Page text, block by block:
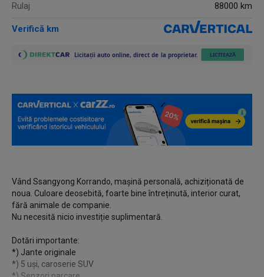
Rulaj 88000 km
Verifică km
Vând Ssangyong Korrando, mașină personală, achiziționată de
noua. Culoare deosebită, foarte bine întreținută, interior curat,
fără animale de companie.
Nu necesită nicio investiție suplimentară.
Dotări importante:
*) Jante originale
*) 5 uși, caroserie SUV